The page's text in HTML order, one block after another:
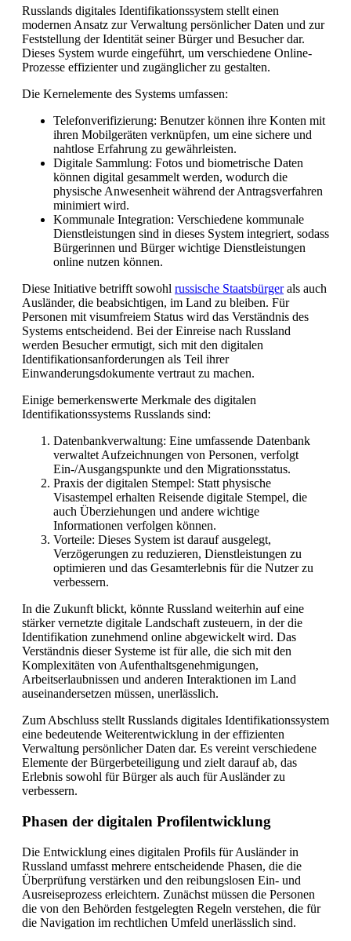
Russlands digitales Identifikationssystem stellt einen
modernen Ansatz zur Verwaltung persönlicher Daten und zur
Feststellung der Identität seiner Bürger und Besucher dar.
Dieses System wurde eingeführt, um verschiedene Online-
Prozesse effizienter und zugänglicher zu gestalten.
Die Kernelemente des Systems umfassen:
Telefonverifizierung: Benutzer können ihre Konten mit
ihren Mobilgeräten verknüpfen, um eine sichere und
nahtlose Erfahrung zu gewährleisten.
Digitale Sammlung: Fotos und biometrische Daten
können digital gesammelt werden, wodurch die
physische Anwesenheit während der Antragsverfahren
minimiert wird.
Kommunale Integration: Verschiedene kommunale
Dienstleistungen sind in dieses System integriert, sodass
Bürgerinnen und Bürger wichtige Dienstleistungen
online nutzen können.
Diese Initiative betrifft sowohl russische Staatsbürgerals auch
Ausländer, die beabsichtigen, im Land zu bleiben. Für
Personen mit visumfreiem Status wird das Verständnis des
Systems entscheidend. Bei der Einreise nach Russland
werden Besucher ermutigt, sich mit den digitalen
Identifikationsanforderungen als Teil ihrer
Einwanderungsdokumente vertraut zu machen.
Einige bemerkenswerte Merkmale des digitalen
Identifikationssystems Russlands sind:
Datenbankverwaltung: Eine umfassende Datenbank
verwaltet Aufzeichnungen von Personen, verfolgt
Ein-/Ausgangspunkte und den Migrationsstatus.
Praxis der digitalen Stempel: Statt physische
Visastempel erhalten Reisende digitale Stempel, die
auch Überziehungen und andere wichtige
Informationen verfolgen können.
Vorteile: Dieses System ist darauf ausgelegt,
Verzögerungen zu reduzieren, Dienstleistungen zu
optimieren und das Gesamterlebnis für die Nutzer zu
verbessern.
In die Zukunft blickt, könnte Russland weiterhin auf eine
stärker vernetzte digitale Landschaft zusteuern, in der die
Identifikation zunehmend online abgewickelt wird. Das
Verständnis dieser Systeme ist für alle, die sich mit den
Komplexitäten von Aufenthaltsgenehmigungen,
Arbeitserlaubnissen und anderen Interaktionen im Land
auseinandersetzen müssen, unerlässlich.
Zum Abschluss stellt Russlands digitales Identifikationssystem
eine bedeutende Weiterentwicklung in der effizienten
Verwaltung persönlicher Daten dar. Es vereint verschiedene
Elemente der Bürgerbeteiligung und zielt darauf ab, das
Erlebnis sowohl für Bürger als auch für Ausländer zu
verbessern.
Phasen der digitalen Profilentwicklung
Die Entwicklung eines digitalen Profils für Ausländer in
Russland umfasst mehrere entscheidende Phasen, die die
Überprüfung verstärken und den reibungslosen Ein- und
Ausreiseprozess erleichtern. Zunächst müssen die Personen
die von den Behörden festgelegten Regeln verstehen, die für
die Navigation im rechtlichen Umfeld unerlässlich sind.